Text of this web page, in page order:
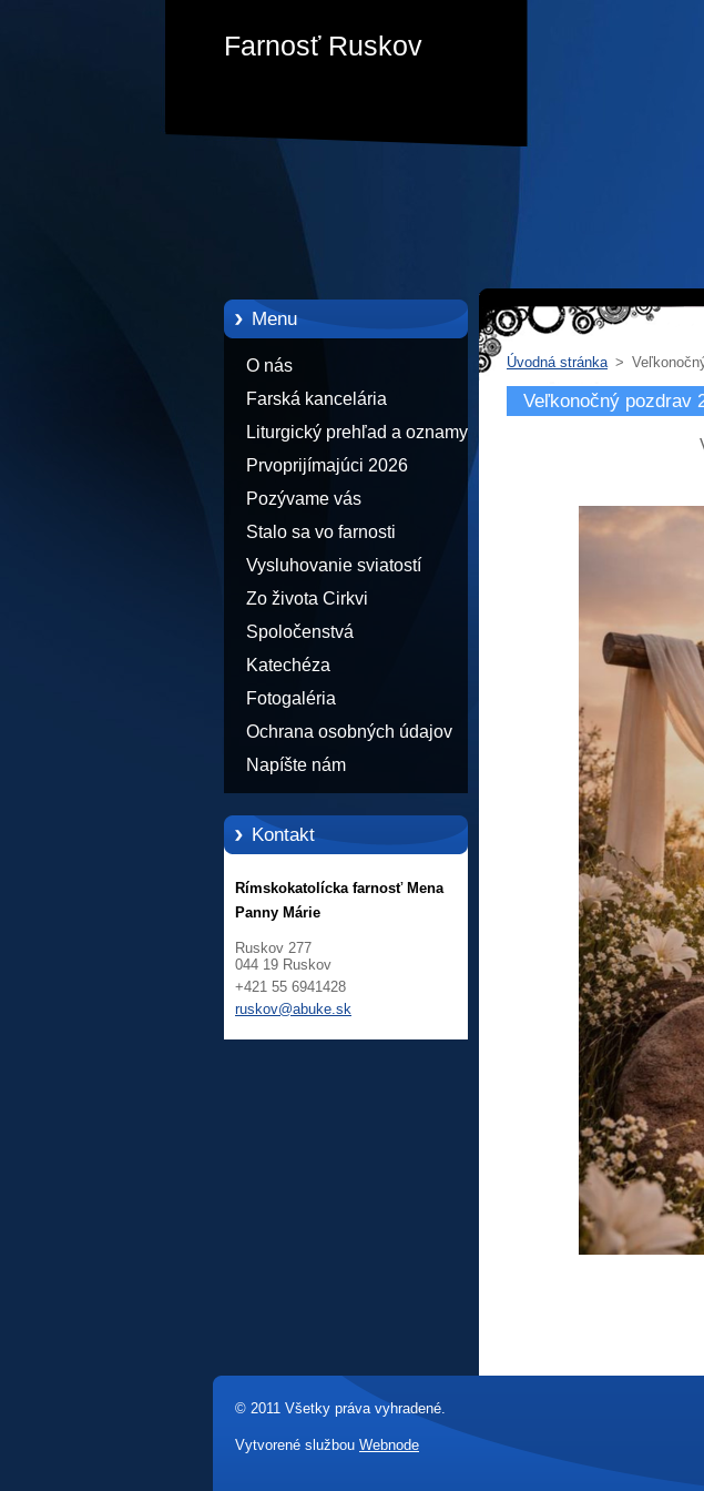
Farnosť Ruskov
Menu
O nás
Farská kancelária
Liturgický prehľad a oznamy
Prvoprijímajúci 2026
Pozývame vás
Stalo sa vo farnosti
Vysluhovanie sviatostí
Zo života Cirkvi
Spoločenstvá
Katechéza
Fotogaléria
Ochrana osobných údajov
Napíšte nám
Kontakt
Rímskokatolícka farnosť Mena
Panny Márie
Ruskov 277
044 19 Ruskov
+421 55 6941428
ruskov@abuke.sk
Úvodná stránka >
Veľkonočný pozdrav
© 2011 Všetky práva vyhradené.
Vytvorené službou Webnode